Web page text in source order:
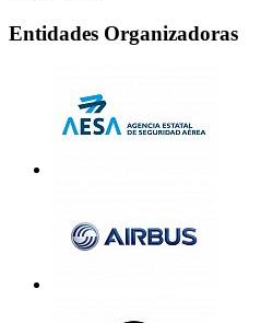
Entidades Organizadoras